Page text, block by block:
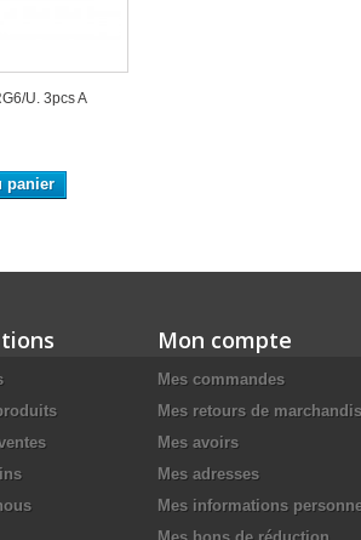
U. 3pcs A
panier
Mon compte
Mes commandes
Mes retours de
Mes avoirs
Mes adresses
Mes informations